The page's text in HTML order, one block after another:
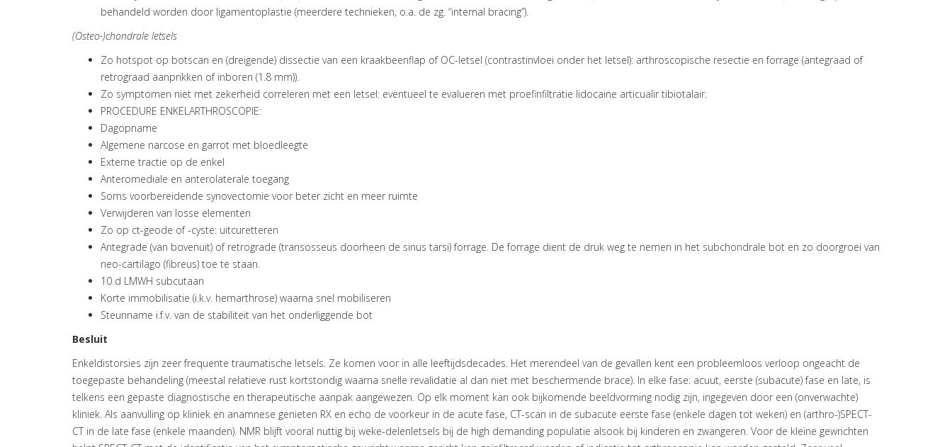
behandeld worden door ligamentoplastie (meerdere technieken, o.a. de zg. “internal bracing”).
(Osteo-)chondrale letsels
Zo hotspot op botscan en (dreigende) dissectie van een kraakbeenflap of OC-letsel (contrastinvloei onder het letsel): arthroscopische resectie en forrage (antegraad of
retrograad aanprikken of inboren (1.8 mm)).
Zo symptomen niet met zekerheid correleren met een letsel: eventueel te evalueren met proefinfiltratie lidocaine articualir tibiotalair.
PROCEDURE ENKELARTHROSCOPIE:
Dagopname
Algemene narcose en garrot met bloedleegte
Externe tractie op de enkel
Anteromediale en anterolaterale toegang
Soms voorbereidende synovectomie voor beter zicht en meer ruimte
Verwijderen van losse elementen
Zo op ct-geode of -cyste: uitcuretteren
Antegrade (van bovenuit) of retrograde (transosseus doorheen de sinus tarsi) forrage. De forrage dient de druk weg te nemen in het subchondrale bot en zo doorgroei van
neo-cartilago (fibreus) toe te staan.
10 d LMWH subcutaan
Korte immobilisatie (i.k.v. hemarthrose) waarna snel mobiliseren
Steunname i.f.v. van de stabiliteit van het onderliggende bot
Besluit
Enkeldistorsies zijn zeer frequente traumatische letsels. Ze komen voor in alle leeftijdsdecades. Het merendeel van de gevallen kent een probleemloos verloop ongeacht de
toegepaste behandeling (meestal relatieve rust kortstondig waarna snelle revalidatie al dan niet met beschermende brace). In elke fase: acuut, eerste (subacute) fase en late, is
telkens een gepaste diagnostische en therapeutische aanpak aangewezen. Op elk moment kan ook bijkomende beeldvorming nodig zijn, ingegeven door een (onverwachte)
kliniek. Als aanvulling op kliniek en anamnese genieten RX en echo de voorkeur in de acute fase, CT-scan in de subacute eerste fase (enkele dagen tot weken) en (arthro-)SPECT-
CT in de late fase (enkele maanden). NMR blijft vooral nuttig bij weke-delenletsels bij de high demanding populatie alsook bij kinderen en zwangeren. Voor de kleine gewrichten